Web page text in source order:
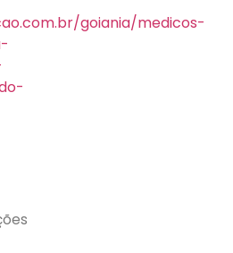
goiania/medicos-